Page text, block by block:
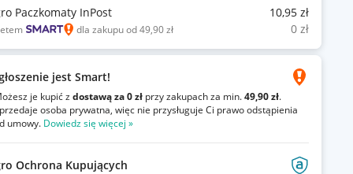
Paczkomaty InPost
10,95 zł
dla zakupu od 49,90 zł 0 zł
jest Smart!
je kupić zdostawą za 0 zł przy zakupach za min.49,90 zł.
osoba prywatna, więc nie przysługuje Ci prawo odstąpienia
umowy. Dowiedz się więcej »
Ochrona Kupujących